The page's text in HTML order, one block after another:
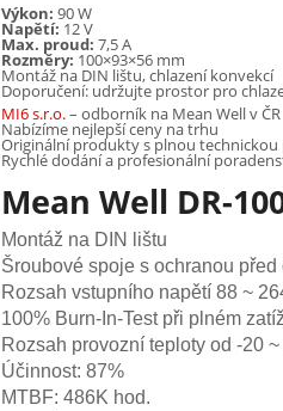
Výkon: 90 W
Napětí: 12 V
Max. proud: 7,5 A
Rozměry: 100×93×56 mm
Montáž na DIN lištu, chlazení konvekcí
Doporučení: udržujte prostor pro
MI6 s.r.o.– odborník na Mean Well v ČR
Nabízíme nejlepší ceny na trhu
Originální produkty s plnou
Rychlé dodání a profesionální
Mean Well DR-
Montáž na DIN lištu
Šroubové spoje s ochranou před
Rozsah vstupního napětí 88 ~
100% Burn-In-Test při plném
Rozsah provozní teploty od -20 ~
Účinnost: 87%
MTBF: 486K hod.